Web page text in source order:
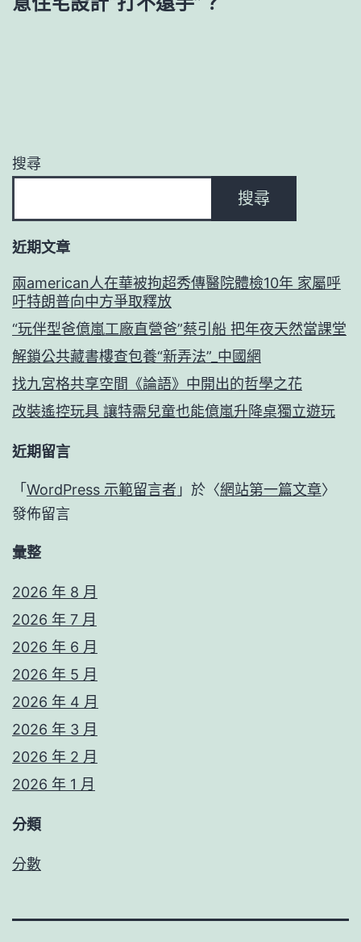
搜尋
搜尋
近期文章
兩american人在華被拘超秀傳醫院體檢10年 家屬呼
吁特朗普向中方爭取釋放
“玩伴型爸億嵐工廠直營爸”蔡引船 把年夜天然當課堂
解鎖公共藏書樓查包養“新弄法”_中國網
找九宮格共享空間《論語》中開出的哲學之花
改裝遙控玩具 讓特需兒童也能億嵐升降桌獨立遊玩
近期留言
「 WordPress 示範留言者 」於〈網站第一篇文章〉
發佈留言
彙整
2026 年 8 月
2026 年 7 月
2026 年 6 月
2026 年 5 月
2026 年 4 月
2026 年 3 月
2026 年 2 月
2026 年 1 月
分類
分數